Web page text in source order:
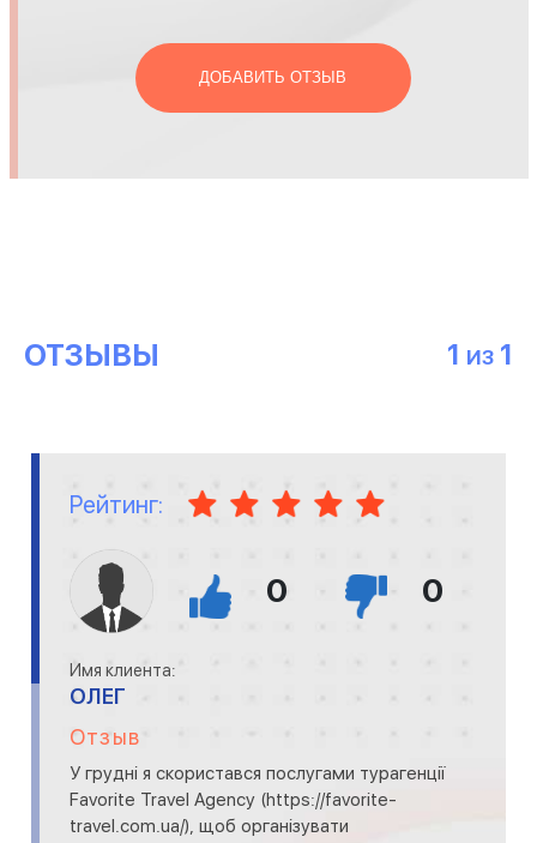
ДОБАВИТЬ ОТЗЫВ
ОТЗЫВЫ 1 ИЗ 1
Рейтинг:
0 0
Имя клиента:
ОЛЕГ
Отзыв
У грудні я скористався послугами турагенції
Favorite Travel Agency (https://favorite-
travel.com.ua/), щоб організувати